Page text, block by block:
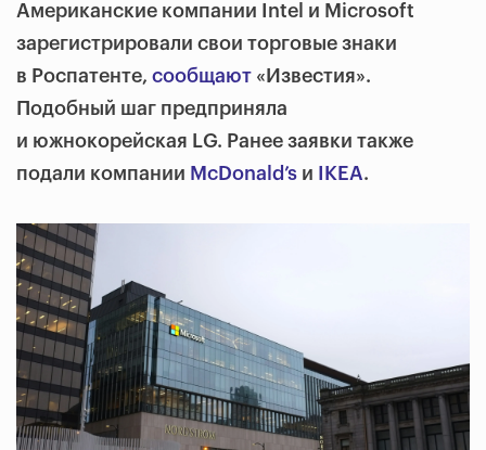
Американские компании Intel и Microsoft
зарегистрировали свои торговые знаки
в Роспатенте, сообщают «Известия».
Подобный шаг предприняла
и южнокорейская LG. Ранее заявки также
подали компании McDonald’s и IKEA.